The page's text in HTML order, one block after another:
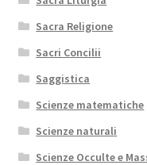
Sacra Religione
Sacri Concilii
Saggistica
Scienze matematiche
Scienze naturali
Scienze Occulte e